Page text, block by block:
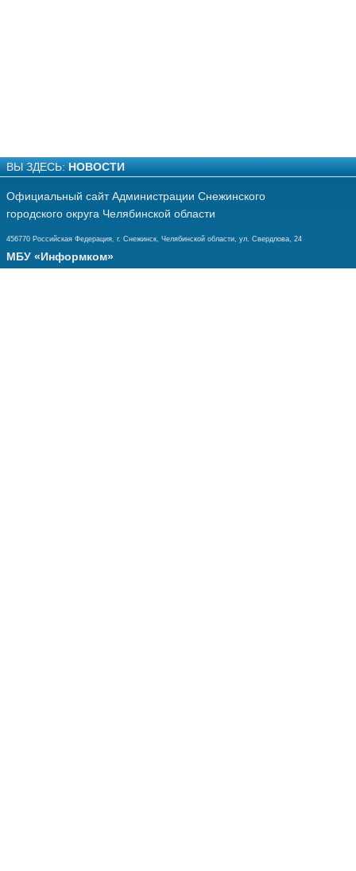
ВЫ ЗДЕСЬ: НОВОСТИ
Официальный сайт Администрации Снежинского
городского округа Челябинской области
456770 Российская Федерация, г. Снежинск, Челябинской области, ул. Свердлова, 24
МБУ «Информком»